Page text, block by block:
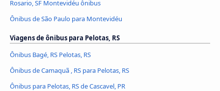
Rosario, SF Montevidéu ônibus
Ônibus de São Paulo para Montevidéu
Viagens de ônibus para Pelotas, RS
Ônibus Bagé, RS Pelotas, RS
Ônibus de Camaquã , RS para Pelotas, RS
Ônibus para Pelotas, RS de Cascavel, PR